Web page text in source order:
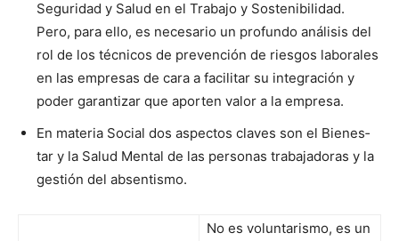
Seguri­dad y Salud en el Tra­ba­jo y Sosteni­bil­i­dad.
Pero, para ello, es nece­sario un pro­fun­do análi­sis del
rol de los téc­ni­cos de pre­ven­ción de ries­gos lab­o­rales
en las empre­sas de cara a facil­i­tar su inte­gración y
poder garan­ti­zar que aporten val­or a la empre­sa.
En mate­ria Social dos aspec­tos claves son el Bien­es­
tar y la Salud Men­tal de las per­sonas tra­ba­jado­ras y la
gestión del absen­tismo.
No es vol­un­taris­mo, es un